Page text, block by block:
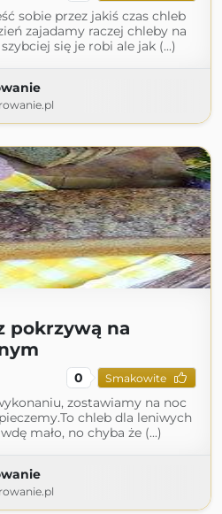
sobie przez jakiś czas chleb
zajadamy raczej chleby na
się je robi ale jak (...)
pokrzywą na
0 Smakowite
zostawiamy na noc
chleb dla leniwych
mało, no chyba że (...)